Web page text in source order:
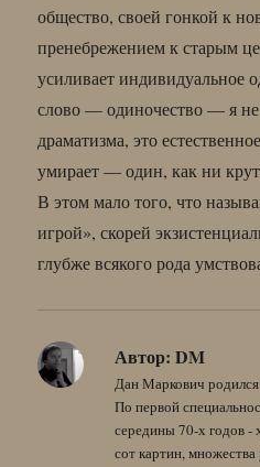
общество, своей гонкой к
пренебрежением к старым
усиливает индивидуальное
слово — одиночество — я
драматизма, это
умирает — один, как ни
В этом мало того, что
игрой», скорей
глубже всякого рода
Автор: DM
Дан Маркович
По первой
середины 70-х годов -
сот картин,